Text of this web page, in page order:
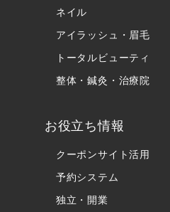
ネイル
アイラッシュ・眉毛
トータルビューティ
整体・鍼灸・治療院
お役立ち情報
クーポンサイト活用
予約システム
独立・開業